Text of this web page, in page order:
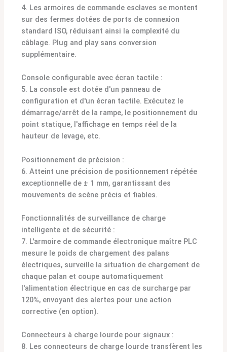
4. Les armoires de commande esclaves se montent
sur des fermes dotées de ports de connexion
standard ISO, réduisant ainsi la complexité du
câblage. Plug and play sans conversion
supplémentaire.
Console configurable avec écran tactile :
5. La console est dotée d'un panneau de
configuration et d'un écran tactile. Exécutez le
démarrage/arrêt de la rampe, le positionnement du
point statique, l'affichage en temps réel de la
hauteur de levage, etc.
Positionnement de précision :
6. Atteint une précision de positionnement répétée
exceptionnelle de ± 1 mm, garantissant des
mouvements de scène précis et fiables.
Fonctionnalités de surveillance de charge
intelligente et de sécurité :
7. L'armoire de commande électronique maître PLC
mesure le poids de chargement des palans
électriques, surveille la situation de chargement de
chaque palan et coupe automatiquement
l'alimentation électrique en cas de surcharge par
120%, envoyant des alertes pour une action
corrective (en option).
Connecteurs à charge lourde pour signaux :
8. Les connecteurs de charge lourde transfèrent les